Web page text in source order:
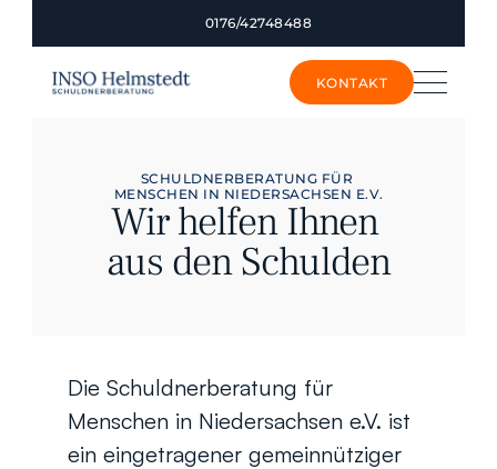
0176/42748488
KONTAKT
SCHULDNERBERATUNG FÜR
MENSCHEN IN NIEDERSACHSEN E.V.
Wir helfen Ihnen
aus den Schulden
Die Schuldnerberatung für
Menschen in Niedersachsen e.V. ist
ein eingetragener gemeinnütziger